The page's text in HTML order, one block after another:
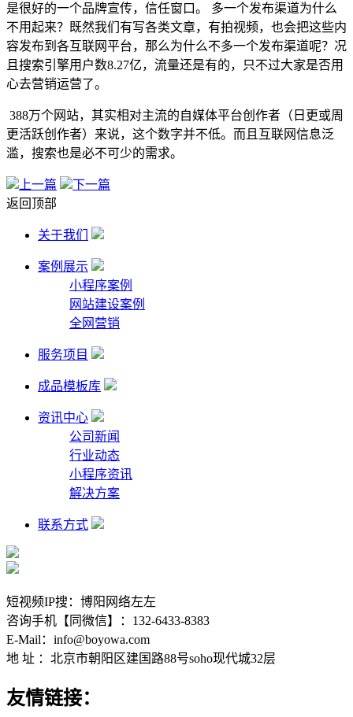
是很好的一个品牌宣传，信任窗口。 多一个发布渠道为什么
不用起来？既然我们有写各类文章，有拍视频，也会把这些内
容发布到各互联网平台，那么为什么不多一个发布渠道呢？况
且搜索引擎用户数8.27亿，流量还是有的，只不过大家是否用
心去营销运营了。
388万个网站，其实相对主流的自媒体平台创作者（日更或周
更活跃创作者）来说，这个数字并不低。而且互联网信息泛
滥，搜索也是必不可少的需求。
上一篇
下一篇
返回顶部
关于我们
案例展示
小程序案例
网站建设案例
全网营销
服务项目
成品模板库
资讯中心
公司新闻
行业动态
小程序资讯
解决方案
联系方式
短视频IP搜：博阳网络左左
咨询手机【同微信】：132-6433-8383
E-Mail：info@boyowa.com
地 址 ：北京市朝阳区建国路88号soho现代城32层
友情链接：